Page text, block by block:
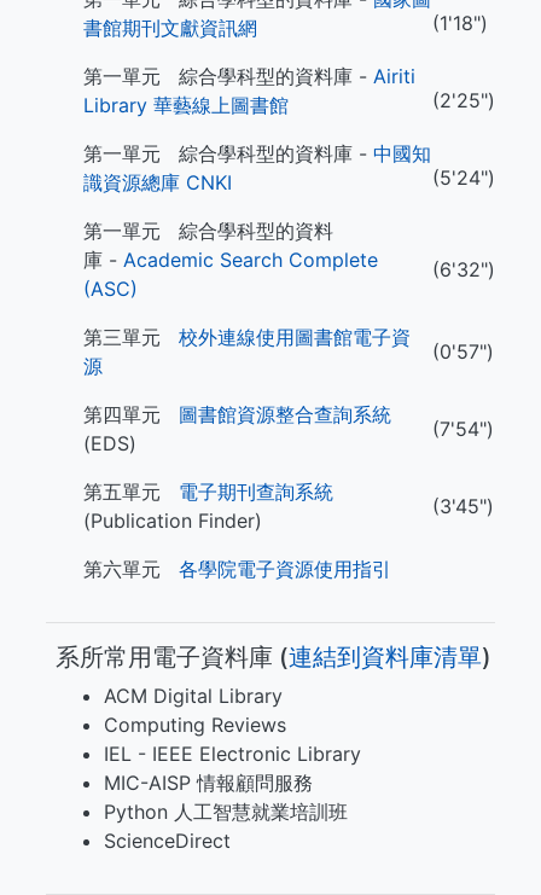
書館期刊文獻資訊網
(1'18")
第一單元 綜合學科型的資料庫 - Airiti
Library 華藝線上圖書館
(2'25")
第一單元 綜合學科型的資料庫 - 中國知
識資源總庫 CNKI
(5'24")
第一單元 綜合學科型的資料
庫 - Academic Search Complete
(ASC)
(6'32")
第三單元 校外連線使用圖書館電子資
源
(0'57")
第四單元 圖書館資源整合查詢系統
(EDS)
(7'54")
第五單元 電子期刊查詢系統
(Publication Finder)
(3'45")
第六單元 各學院電子資源使用指引
系所常用電子資料庫 (​​​連結到資料庫清單)
ACM Digital Library
Computing Reviews
IEL - IEEE Electronic Library
MIC-AISP 情報顧問服務
Python 人工智慧就業培訓班
ScienceDirect